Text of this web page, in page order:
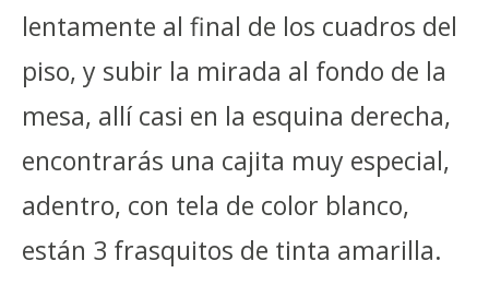
lentamente al final de los cuadros del
piso, y subir la mirada al fondo de la
mesa, allí casi en la esquina derecha,
encontrarás una cajita muy especial,
adentro, con tela de color blanco,
están 3 frasquitos de tinta amarilla.